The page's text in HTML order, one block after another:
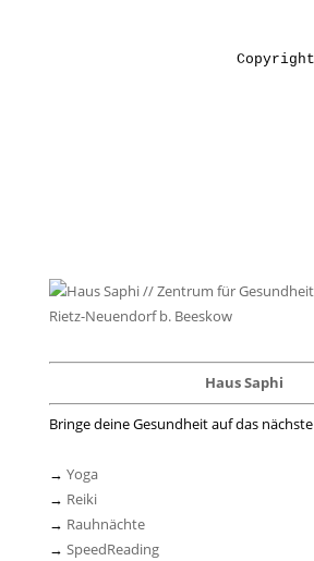
Haus Saphi
Bringe deine Gesundheit auf das
→ Yoga
→ Reiki
→ Rauhnächte
→ SpeedReading